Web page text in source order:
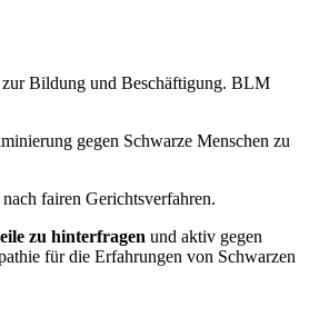
zur Bildung und Beschäftigung. BLM
gegen Schwarze Menschen zu
fairen Gerichtsverfahren.
zu hinterfragen und aktiv gegen
für die Erfahrungen von Schwarzen